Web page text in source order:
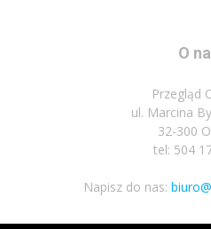
O
Przegląd
ul. Marcina
32-300
tel: 504
Napisz do nas: